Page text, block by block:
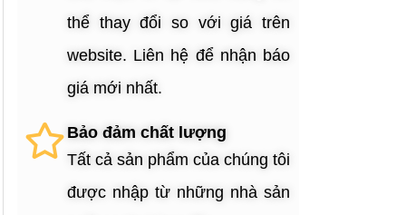
thể thay đổi so với giá trên
website. Liên hệ để nhận báo
giá mới nhất.
Bảo đảm chất lượng
Tất cả sản phẩm của chúng tôi
được nhập từ những nhà sản